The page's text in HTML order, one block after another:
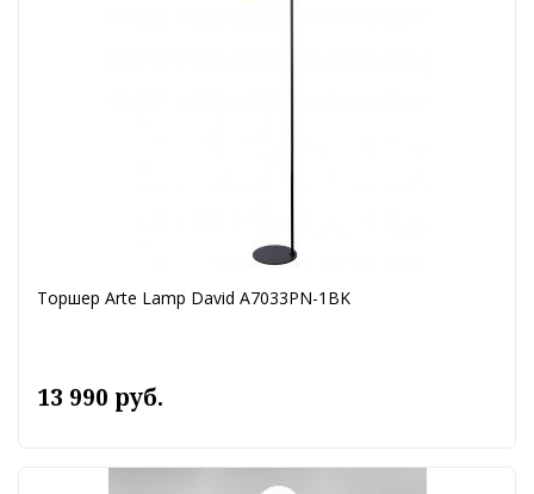
Торшер Arte Lamp David A7033PN-1BK
13 990 руб.